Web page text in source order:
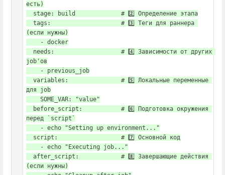
есть)
(если нужны)
job'ов
для job
перед `script`
(если нужны)